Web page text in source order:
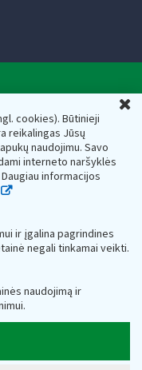
cookies). Būtinieji
reikalingas Jūsų
naudojimu. Savo
interneto naršyklės
informacijos
ir įgalina pagrindines
negali tinkamai veikti.
naudojimą ir
Lietuvos
188659752,
Lietuva, el.paštas:
prie Lietuvos
Juridinių